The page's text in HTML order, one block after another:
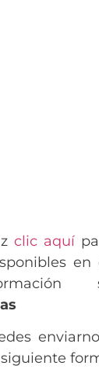
clic aquí
en